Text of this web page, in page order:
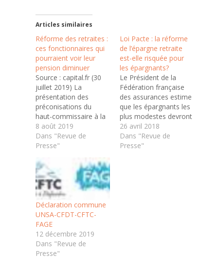
Articles similaires
Réforme des retraites :
ces fonctionnaires qui
pourraient voir leur
pension diminuer
Source : capital.fr (30
juillet 2019) La
présentation des
préconisations du
haut-commissaire à la
réforme des retraites,
Jean-Paul Delevoye a
soulevé de
chez les fonctionnaires.
Les catégories les
moins élevées et les
enseignants craignent
une baisse drastique
de leurs pensions. Les
fonctionnaires seront-
ils pénalisés par le
régime universel…
8 août 2019
Dans "Revue de
Presse"
Loi Pacte : la réforme
de l’épargne retraite
est-elle risquée pour
les épargnants?
Le Président de la
Fédération française
des assurances estime
que les épargnants les
plus modestes devront
être mieux protégés si
la réforme souhaitant
remettre en valeur
26 avril 2018
Dans "Revue de
Presse"
Déclaration commune
UNSA-CFDT-CFTC-
FAGE
12 décembre 2019
Dans "Revue de
Presse"